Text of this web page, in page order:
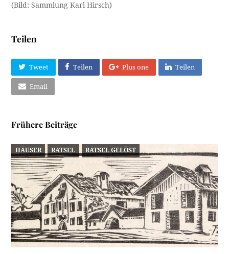
(Bild: Sammlung Karl Hirsch)
Teilen
Tweet Teilen Plus one Teilen
Email
Frühere Beiträge
HÄUSER RÄTSEL RÄTSEL GELÖST